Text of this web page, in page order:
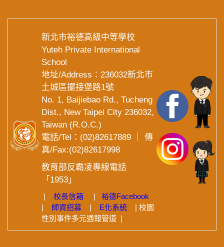
新北市裕德高級中等學校
Yuteh Private International
School
地址/Address：236032新北市
土城區擺接堡路1號
No. 1, Baijiebao Rd., Tucheng
Dist., New Taipei City 236032,
Taiwan (R.O.C.)
電話/Tel：(02)82617889 ｜ 傳
真/Fax:(02)82617998
教育部反霸凌專線電話
「1953」
| 校長信箱 | 裕德Facebook
| 師資招募 | E化系統 | 校園
性別事件多元通報管道 |